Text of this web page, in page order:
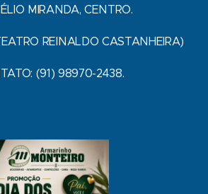
MIRANDA, CENTRO.
REINALDO CASTANHEIRA)
(91) 98970-2438.